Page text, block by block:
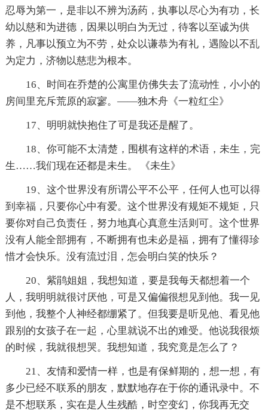
忍辱为第一，是非以不辨为汤药，执事以尽心为有功，长
幼以慈和为进德，因果以明白为无过，待客以至诚为供
养，凡事以预立为不劳，处众以谦恭为有礼，遇险以不乱
为定力，济物以慈悲为根本。
16、时间在乔楚的公寓里仿佛失去了流动性，小小的
房间里充斥荒原的寂寥。——独木舟《一粒红尘》
17、明明就快抱住了可是我还是醒了。
18、你可能不太清楚，围棋有这样的术语，未生，完
生……我们现在还都是未生。 《未生》
19、这个世界没有所谓公平不公平，任何人也可以得
到幸福，只要你心中有爱。这个世界没有规矩不规矩，只
要你对自己负责任，努力地真心真意生活则可。这个世界
没有人能全部拥有，不断拥有也未必是福，拥有了懂得珍
惜才会快乐。没有流过泪，怎会明白笑的快乐？
20、紫鹃姐姐，我想知道，要是我每天都想着一个
人，我明明就很讨厌他，可是又偏偏很想见到他。我一见
到他，我整个人神经都绷紧了。但我要是听见他、看见他
跟别的女孩子在一起，心里就说不出的难受。他说我很烦
的时候，我就很想哭。我想知道，我究竟是怎么了？
21、友情和爱情一样，也是有保鲜期的，想一想，有
多少已经不联系的朋友，默默地存在于你的通讯录中。不
是不想联系，实在是人生残酷，时空变幻，你我再无交